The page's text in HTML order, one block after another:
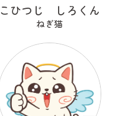
こひつじ しろくん
ねぎ猫